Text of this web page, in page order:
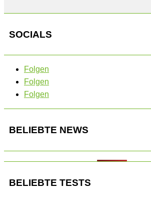
SOCIALS
Folgen
Folgen
Folgen
BELIEBTE NEWS
BELIEBTE TESTS